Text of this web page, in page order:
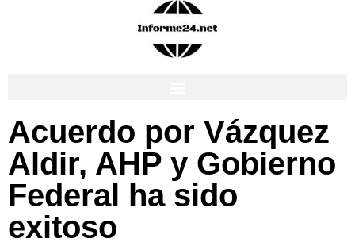
Acuerdo por Vázquez
Aldir, AHP y Gobierno
Federal ha sido
exitoso